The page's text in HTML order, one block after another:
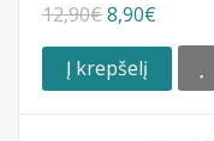
12,90€8,90€
Į krepšelį